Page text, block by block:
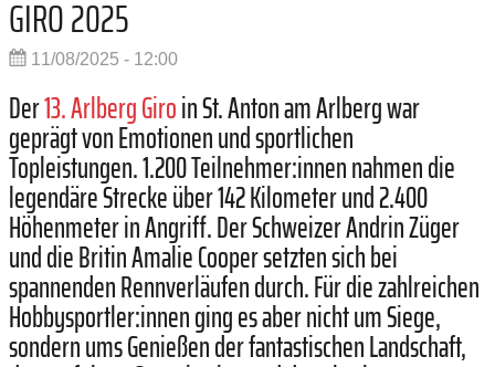
GIRO 2025
11/08/2025 - 12:00
Der13. Arlberg Giroin St. Anton am Arlberg war
geprägt von Emotionen und sportlichen
Topleistungen. 1.200 Teilnehmer:innen nahmen die
legendäre Strecke über 142 Kilometer und 2.400
Höhenmeter in Angriff. Der Schweizer Andrin Züger
und die Britin Amalie Cooper setzten sich bei
spannenden Rennverläufen durch. Für die zahlreichen
Hobbysportler:innen ging es aber nicht um Siege,
sondern ums Genießen der fantastischen Landschaft,